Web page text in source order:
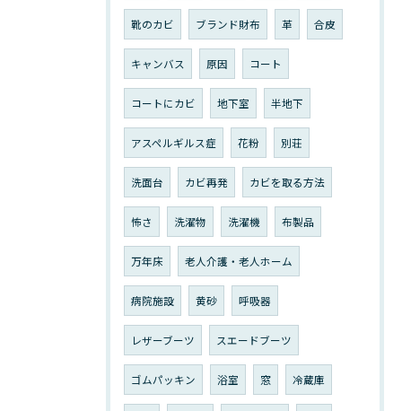
靴のカビ ブランド財布 革 合皮
キャンバス 原因 コート
コートにカビ 地下室 半地下
アスペルギルス症 花粉 別荘
洗面台 カビ再発 カビを取る方法
怖さ 洗濯物 洗濯機 布製品
万年床 老人介護・老人ホーム
病院施設 黄砂 呼吸器
レザーブーツ スエードブーツ
ゴムパッキン 浴室 窓 冷蔵庫